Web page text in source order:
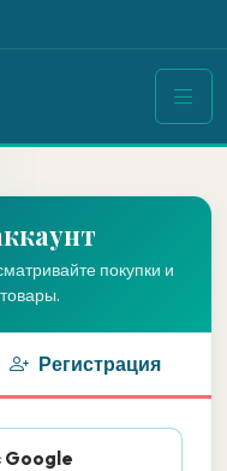
покупки и
Регистрация
Google